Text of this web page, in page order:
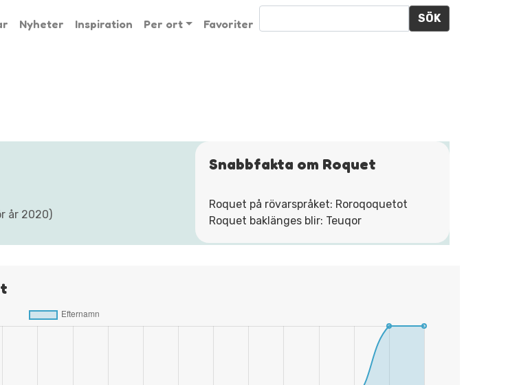
Nyheter Inspiration Per ort Favoriter SÖK
Snabbfakta om Roquet
Roquet på rövarspråket: Roroqoquetot
Roquet baklänges blir: Teuqor
år 2020)